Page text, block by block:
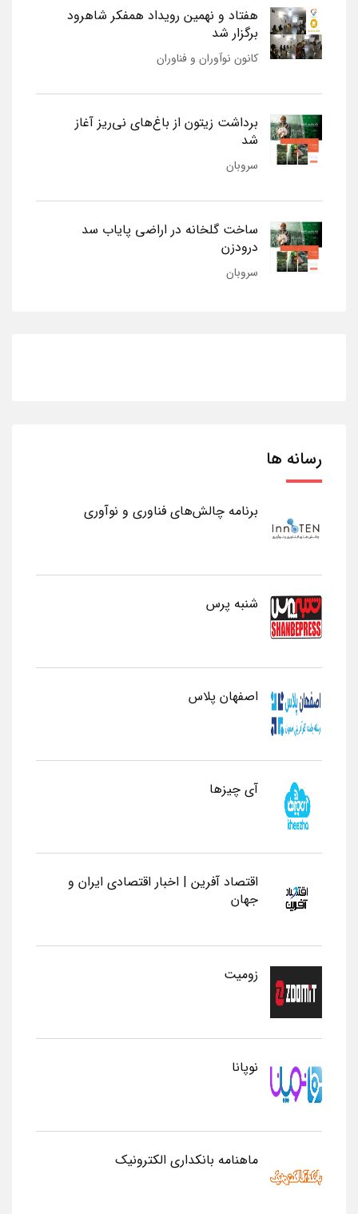
هفتاد و نهمین رویداد همفکر شاهرود
برگزار شد
کانون نوآوران و فناوران
برداشت زیتون از باغ‌های نی‌ریز آغاز
شد
سروبان
ساخت گلخانه در اراضی پایاب سد
درودزن
سروبان
رسانه ها
برنامه چالش‌های فناوری و نوآوری
شنبه پرس
اصفهان پلاس
آی چیزها
اقتصاد آفرین | اخبار اقتصادی ایران و
جهان
زومیت
نوپانا
ماهنامه بانکداری الکترونیک